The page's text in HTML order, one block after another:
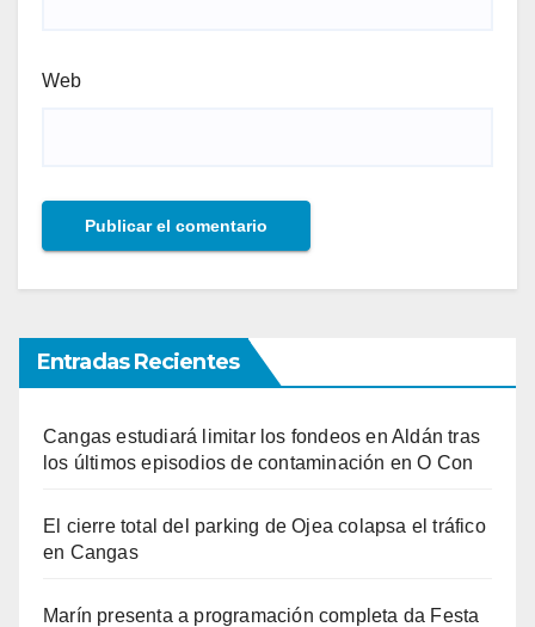
Web
Entradas Recientes
Cangas estudiará limitar los fondeos en Aldán tras
los últimos episodios de contaminación en O Con
El cierre total del parking de Ojea colapsa el tráfico
en Cangas
Marín presenta a programación completa da Festa